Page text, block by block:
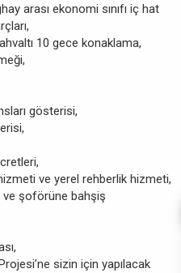
arası ekonomi sınıfı iç hat
10 gece konaklama,
gösterisi,
ve yerel rehberlik hizmeti,
şoförüne bahşiş
sizin için yapılacak